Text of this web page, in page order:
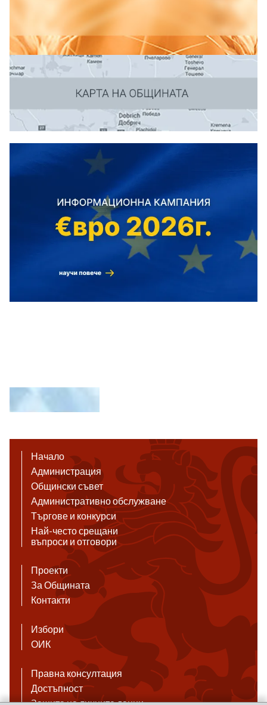
Начало
Администрация
Общински съвет
Административно обслужване
Търгове и конкурси
Най-често срещани
въпроси и отговори
Проекти
За Общината
Контакти
Избори
ОИК
Правна консултация
Достъпност